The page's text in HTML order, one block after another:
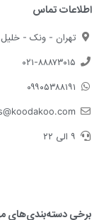
اطلاعات تماس
تهران - ونک -
۰۲۱-۸۸۸۷۳۰۱۵
۰۹۹۰۵۳۸۸۱۹۱
۹ الی ۲۲
برخی دسته‌بندی‌های